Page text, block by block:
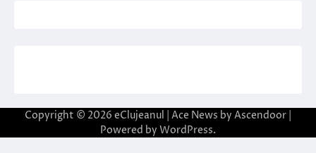
Copyright © 2026 eClujeanul | Ace News by Ascendoor
Powered by WordPress.